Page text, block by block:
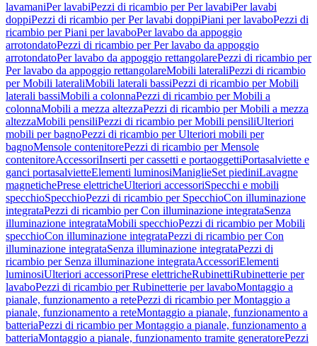
lavamaniPer lavabiPezzi di ricambio per Per lavabiPer lavabi
doppiPezzi di ricambio per Per lavabi doppiPiani per lavaboPezzi di
ricambio per Piani per lavaboPer lavabo da appoggio
arrotondatoPezzi di ricambio per Per lavabo da appoggio
arrotondatoPer lavabo da appoggio rettangolarePezzi di ricambio per
Per lavabo da appoggio rettangolareMobili lateraliPezzi di ricambio
per Mobili lateraliMobili laterali bassiPezzi di ricambio per Mobili
laterali bassiMobili a colonnaPezzi di ricambio per Mobili a
colonnaMobili a mezza altezzaPezzi di ricambio per Mobili a mezza
altezzaMobili pensiliPezzi di ricambio per Mobili pensiliUlteriori
mobili per bagnoPezzi di ricambio per Ulteriori mobili per
bagnoMensole contenitorePezzi di ricambio per Mensole
contenitoreAccessoriInserti per cassetti e portaoggettiPortasalviette e
ganci portasalvietteElementi luminosiManiglieSet piediniLavagne
magnetichePrese elettricheUlteriori accessoriSpecchi e mobili
specchioSpecchioPezzi di ricambio per SpecchioCon illuminazione
integrataPezzi di ricambio per Con illuminazione integrataSenza
illuminazione integrataMobili specchioPezzi di ricambio per Mobili
specchioCon illuminazione integrataPezzi di ricambio per Con
illuminazione integrataSenza illuminazione integrataPezzi di
ricambio per Senza illuminazione integrataAccessoriElementi
luminosiUlteriori accessoriPrese elettricheRubinettiRubinetterie per
lavaboPezzi di ricambio per Rubinetterie per lavaboMontaggio a
pianale, funzionamento a retePezzi di ricambio per Montaggio a
pianale, funzionamento a reteMontaggio a pianale, funzionamento a
batteriaPezzi di ricambio per Montaggio a pianale, funzionamento a
batteriaMontaggio a pianale, funzionamento tramite generatorePezzi